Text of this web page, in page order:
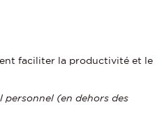
faciliter la productivité et le
(en dehors des